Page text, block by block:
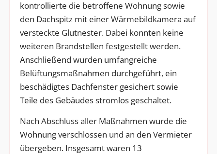
kontrollierte die betroffene Wohnung sowie
den Dachspitz mit einer Wärmebildkamera auf
versteckte Glutnester. Dabei konnten keine
weiteren Brandstellen festgestellt werden.
Anschließend wurden umfangreiche
Belüftungsmaßnahmen durchgeführt, ein
beschädigtes Dachfenster gesichert sowie
Teile des Gebäudes stromlos geschaltet.
Nach Abschluss aller Maßnahmen wurde die
Wohnung verschlossen und an den Vermieter
übergeben. Insgesamt waren 13